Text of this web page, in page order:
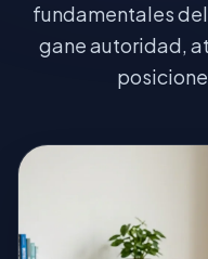
fundamentales del
gane autoridad,